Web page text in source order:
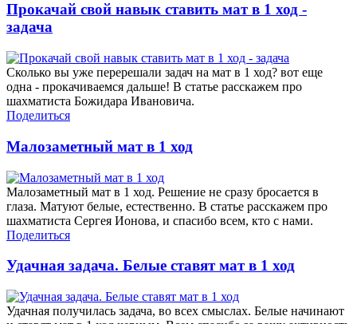
Прокачай свой навык ставить мат в 1 ход -
задача
Сколько вы уже перерешали задач на мат в 1 ход? вот еще
одна - прокачиваемся дальше! В статье расскажем про
шахматиста Божидара Ивановича.
Поделиться
Малозаметный мат в 1 ход
Малозаметный мат в 1 ход. Решение не сразу бросается в
глаза. Матуют белые, естественно. В статье расскажем про
шахматиста Сергея Ионова, и спасибо всем, кто с нами.
Поделиться
Удачная задача. Белые ставят мат в 1 ход
Удачная получилась задача, во всех смыслах. Белые начинают